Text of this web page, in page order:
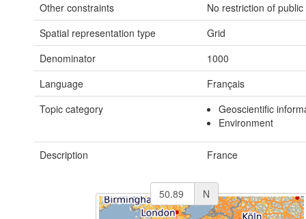
Other constraints
No restriction of
Spatial representation type
Grid
Denominator
1000
Language
Français
Topic category
Geoscientific
Environment
Description France
N